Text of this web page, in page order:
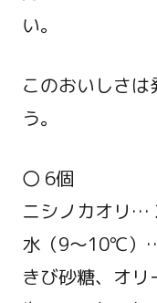
い。
このおいしさ
う。
〇 6個
ニシノカオリ…
水（9～10℃）
きび砂糖、オ